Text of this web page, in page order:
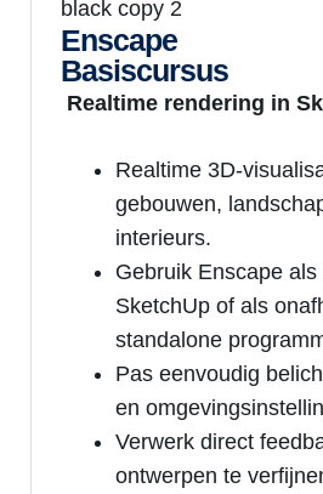
Enscape
Basiscursus
Realtime rendering in
Realtime 3D-
gebouwen,
interieurs.
Gebruik Enscape
SketchUp of als
standalone
Pas eenvoudig
en
Verwerk direct
ontwerpen te